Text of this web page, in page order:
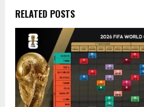
RELATED POSTS